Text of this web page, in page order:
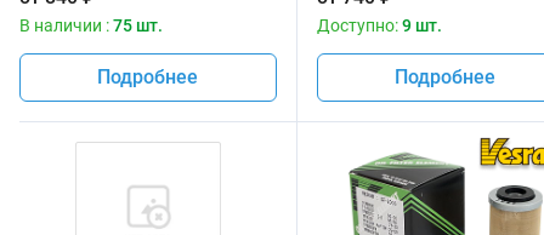
В наличии :75 шт.
Подробнее
Доступно:9 шт.
Подробнее